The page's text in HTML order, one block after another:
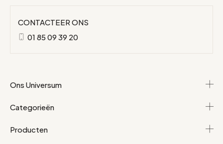
CONTACTEER ONS
01 85 09 39 20
Ons Universum
Categorieën
Producten